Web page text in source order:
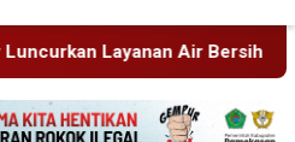
Atasi Krisis Kemarau